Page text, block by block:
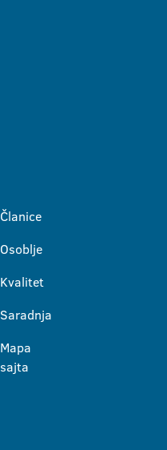
Članice
Osoblje
Kvalitet
Saradnja
Mapa
sajta